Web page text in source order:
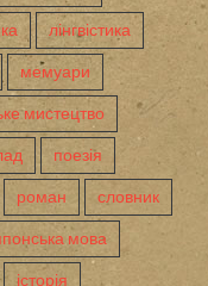
лінгвістика
мемуари
мистецтво
поезія
роман словник
мова
історія